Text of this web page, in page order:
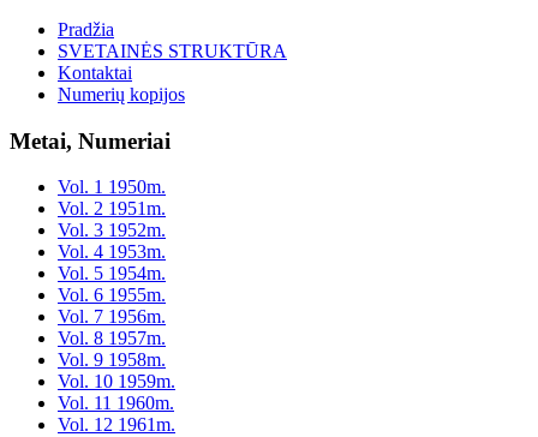
Pradžia
SVETAINĖS STRUKTŪRA
Kontaktai
Numerių kopijos
Metai, Numeriai
Vol. 1 1950m.
Vol. 2 1951m.
Vol. 3 1952m.
Vol. 4 1953m.
Vol. 5 1954m.
Vol. 6 1955m.
Vol. 7 1956m.
Vol. 8 1957m.
Vol. 9 1958m.
Vol. 10 1959m.
Vol. 11 1960m.
Vol. 12 1961m.